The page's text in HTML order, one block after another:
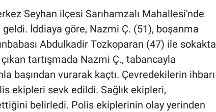
Seyhan ilçesi Sarıhamzalı Mahallesi'nde
İddiaya göre, Nazmi Ç. (51), boşanma
Abdulkadir Tozkoparan (47) ile sokakta
tartışmada Nazmi Ç., tabancayla
başından vurarak kaçtı. Çevredekilerin ihbarı
ekipleri sevk edildi. Sağlık ekipleri,
belirledi. Polis ekiplerinin olay yerinden